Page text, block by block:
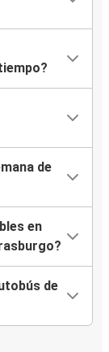
de
en
de